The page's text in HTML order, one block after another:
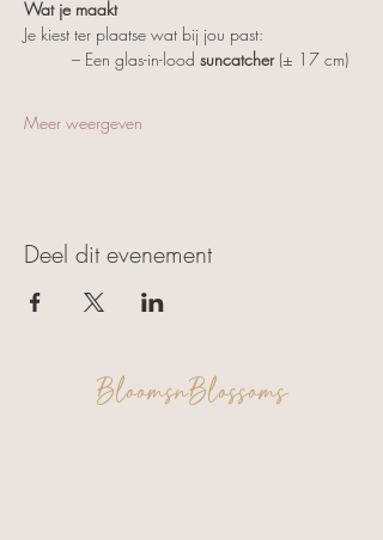
Wat je maakt
Je kiest ter plaatse wat bij jou past:
	– Een glas-in-lood
suncatcher (± 17 cm)
Meer weergeven
Deel dit evenement
BloomsnBlossoms